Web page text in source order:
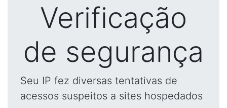
Verificação
de segurança
Seu IP fez diversas tentativas de
acessos suspeitos a sites hospedados